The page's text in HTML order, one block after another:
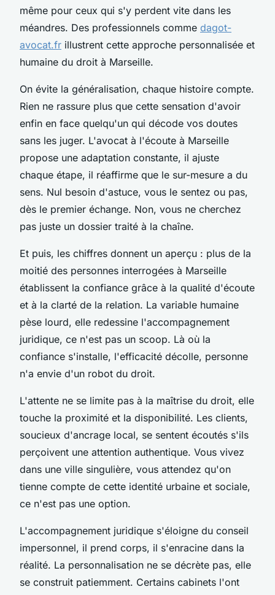
même pour ceux qui s'y perdent vite dans les
méandres. Des professionnels comme dagot-
avocat.fr illustrent cette approche personnalisée et
humaine du droit à Marseille.
On évite la généralisation, chaque histoire compte.
Rien ne rassure plus que cette sensation d'avoir
enfin en face quelqu'un qui décode vos doutes
sans les juger. L'avocat à l'écoute à Marseille
propose une adaptation constante, il ajuste
chaque étape, il réaffirme que le sur-mesure a du
sens. Nul besoin d'astuce, vous le sentez ou pas,
dès le premier échange. Non, vous ne cherchez
pas juste un dossier traité à la chaîne.
Et puis, les chiffres donnent un aperçu : plus de la
moitié des personnes interrogées à Marseille
établissent la confiance grâce à la qualité d'écoute
et à la clarté de la relation. La variable humaine
pèse lourd, elle redessine l'accompagnement
juridique, ce n'est pas un scoop. Là où la
confiance s'installe, l'efficacité décolle, personne
n'a envie d'un robot du droit.
L'attente ne se limite pas à la maîtrise du droit, elle
touche la proximité et la disponibilité. Les clients,
soucieux d'ancrage local, se sentent écoutés s'ils
perçoivent une attention authentique. Vous vivez
dans une ville singulière, vous attendez qu'on
tienne compte de cette identité urbaine et sociale,
ce n'est pas une option.
L'accompagnement juridique s'éloigne du conseil
impersonnel, il prend corps, il s'enracine dans la
réalité. La personnalisation ne se décrète pas, elle
se construit patiemment. Certains cabinets l'ont